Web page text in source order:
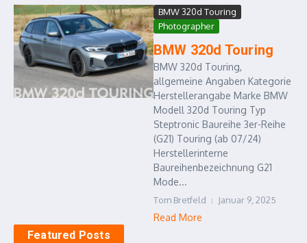
BMW 320d Touring
Photographer
BMW 320d Touring
BMW 320d Touring,
allgemeine Angaben Kategorie
Herstellerangabe Marke BMW
Modell 320d Touring Typ
Steptronic Baureihe 3er-Reihe
(G21) Touring (ab 07/24)
Herstellerinterne
Baureihenbezeichnung G21
Mode...
Tom Bretfeld Januar 9, 2025
Read More
Featured Posts